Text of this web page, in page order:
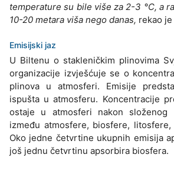
temperature su bile više za 2-3 °C, a
10-20 metara viša nego danas, rekao je
Emisijski jaz
U Biltenu o stakleničkim plinovima
organizacije izvješćuje se o
plinova u atmosferi. Emisije
ispušta u atmosferu. Koncentracije
ostaje u atmosferi nakon složenog
između atmosfere, biosfere,
Oko jedne četvrtine ukupnih emisija
još jednu četvrtinu apsorbira biosfera.